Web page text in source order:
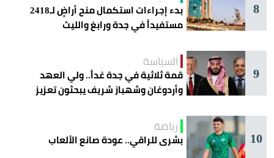
8
بدء إجراءات استكمال منح أراضٍ لـ2418
مستفيداً في جدة ورابغ والليث
9
السياسة
قمة ثلاثية في جدة غداً.. ولي العهد
وأردوغان وشهباز شريف يبحثون تعزيز
10
رياضة
بشرى للراقي.. عودة صانع الألعاب